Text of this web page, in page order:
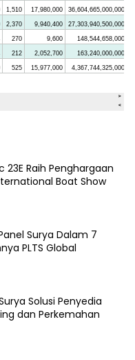
Boat Show
Surya Dalam 7
PLTS Global
Solusi Penyedia
dan Perkemahan